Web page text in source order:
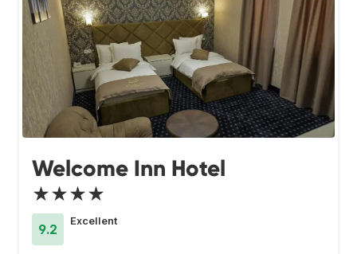
Welcome Inn Hotel
★★★★
9.2
Excellent